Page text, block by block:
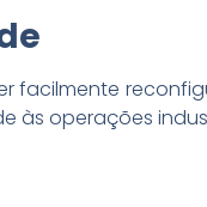
facilmente
às operações